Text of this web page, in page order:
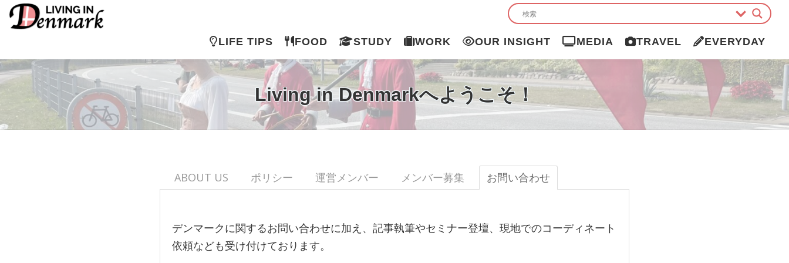
ツ
へ
ス
プ
LIFE TIPS FOOD STUDY WORK OUR INSIGHT MEDIA TRAVEL EVERYDAY
Living in Denmarkへようこそ！
ABOUT US ポリシー 運営メンバー メンバー募集 お問い合わせ
デンマークに関するお問い合わせに加え、記事執筆やセミナー登壇、現地でのコーディネート
依頼なども受け付けております。